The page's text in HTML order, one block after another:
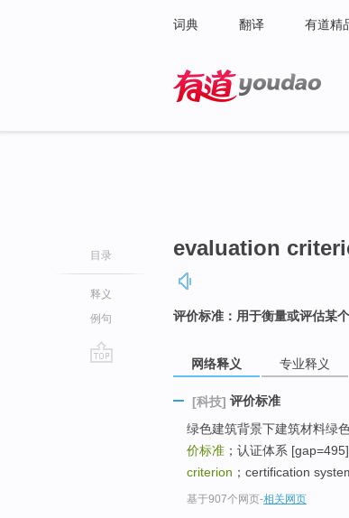
词典 翻译 有道精
目录
释义
例句
evaluation
评价标准：用于衡量或评估某
网络释义 专业释义
[科技] 评价标准
绿色建筑背景下建筑材料绿
价标准 ；认证体系
criterion ；certification
基于907个网页-相关网页